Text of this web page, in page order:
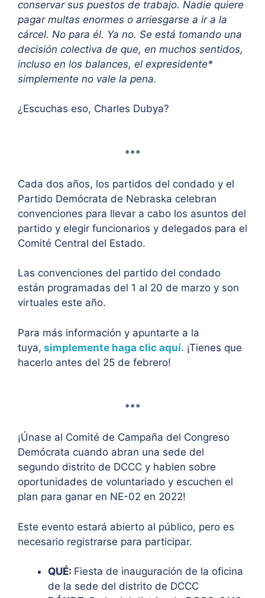
conservar sus puestos de trabajo. Nadie quiere
pagar multas enormes o arriesgarse a ir a la
cárcel. No para él. Ya no. Se está tomando una
decisión colectiva de que, en muchos sentidos,
incluso en los balances, el expresidente*
simplemente no vale la pena.
¿Escuchas eso, Charles Dubya?
***
Cada dos años, los partidos del condado y el
Partido Demócrata de Nebraska celebran
convenciones para llevar a cabo los asuntos del
partido y elegir funcionarios y delegados para el
Comité Central del Estado.
Las convenciones del partido del condado
están programadas del 1 al 20 de marzo y son
virtuales este año.
Para más información y apuntarte a la
tuya, simplemente haga clic aquí. ¡Tienes que
hacerlo antes del 25 de febrero!
***
¡Únase al Comité de Campaña del Congreso
Demócrata cuando abran una sede del
segundo distrito de DCCC y hablen sobre
oportunidades de voluntariado y escuchen el
plan para ganar en NE-02 en 2022!
Este evento estará abierto al público, pero es
necesario registrarse para participar.
QUÉ: Fiesta de inauguración de la oficina
de la sede del distrito de DCCC